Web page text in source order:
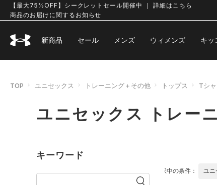
【最大75%OFF】シークレットセール開催中 ｜ 詳細はこちら
商品のお届けに関するお知らせ
新商品 セール メンズ ウィメンズ キッ
TOP ユニセックス トレーニング＋その他 トップス Tシ
ユニセックス トレー
キーワード
選択中の条件： ユニ